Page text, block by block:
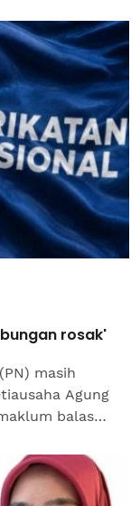
rosak'
masih
Agung
balas